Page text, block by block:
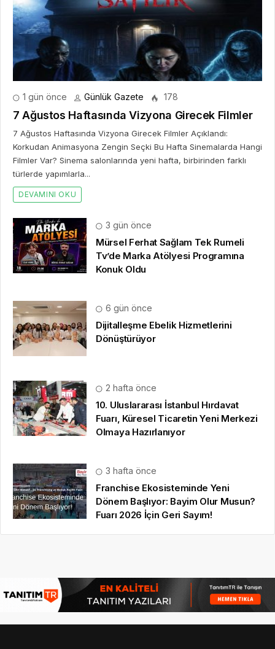
1 gün önce Günlük Gazete 178
7 Ağustos Haftasında Vizyona Girecek Filmler
7 Ağustos Haftasında Vizyona Girecek Filmler Açıklandı:
Korkudan Animasyona Zengin Seçki Bu Hafta Sinemalarda Hangi
Filmler Var? Sinema salonlarında yeni hafta, birbirinden farklı
türlerde yapımlarla...
DEVAMINI OKU
3 gün önce
Mürsel Ferhat Sağlam Tek Rumeli
Tv’de Marka Atölyesi Programına
Konuk Oldu
6 gün önce
Dijitalleşme Ebelik Hizmetlerini
Dönüştürüyor
2 hafta önce
10. Uluslararası İstanbul Hırdavat
Fuarı, Küresel Ticaretin Yeni Merkezi
Olmaya Hazırlanıyor
3 hafta önce
Franchise Ekosisteminde Yeni
Dönem Başlıyor: Bayim Olur Musun?
Fuarı 2026 İçin Geri Sayım!